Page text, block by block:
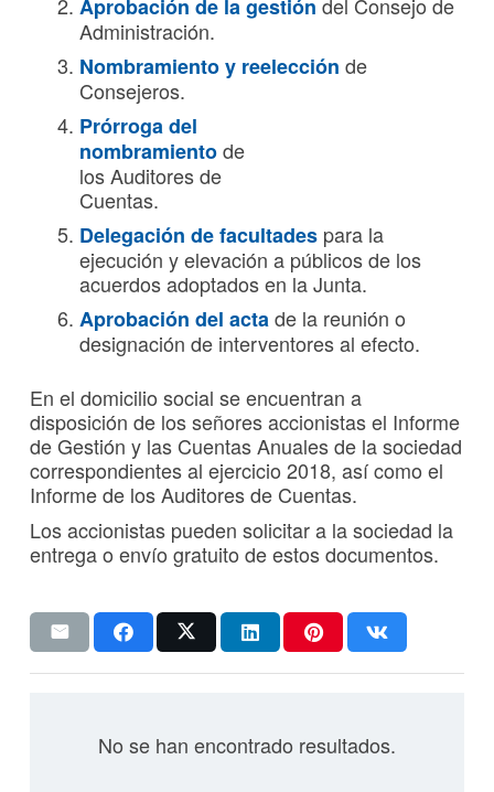
Aprobación de la gestión
Administración.
Nombramiento y reelección de
Consejeros.
Prórroga del
nombramientode
los Auditores de
Cuentas.
Delegación de facultades para la
ejecución y elevación a públicos de los
acuerdos adoptados en la Junta.
Aprobación del actade la reunión o
designación de interventores al efecto.
En el domicilio social se encuentran a
disposición de los señores accionistas el Informe
de Gestión y las Cuentas Anuales de la sociedad
correspondientes al ejercicio 2018, así como el
Informe de los Auditores de Cuentas.
Los accionistas pueden solicitar a la sociedad la
entrega o envío gratuito de estos documentos.
No se han encontrado resultados.